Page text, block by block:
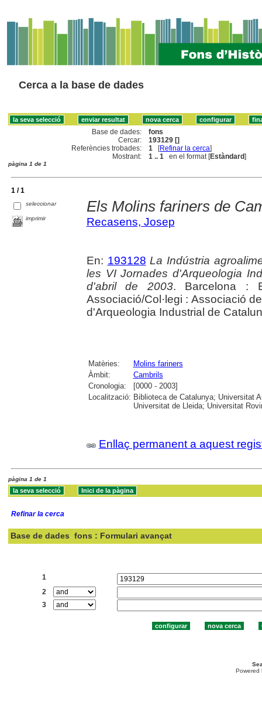
Cerca a la base de dades
Base de dades:
fons
Cercar:
193129 []
Referències trobades:
1 [Refinar la cerca]
Mostrant:
1 .. 1 en el format [Estàndard]
pàgina 1 de 1
1 / 1
seleccionar
imprimir
Els Molins fariners de
Recasens, Josep
En: 193128 La Indústria
les VI Jornades d'Arqueologia
d'abril de 2003. Barcelona :
Associació/Col·legi : Associació
d'Arqueologia Industrial de
Matèries:
Molins fariners
Àmbit:
Cambrils
Cronologia:
[0000 - 2003]
Localització: Biblioteca de Catalunya; Universitat
Universitat de Lleida; Universitat
Enllaç permanent a aquest
pàgina 1 de 1
Refinar la cerca
Base de dades fons : Formulari avançat
1
2
3